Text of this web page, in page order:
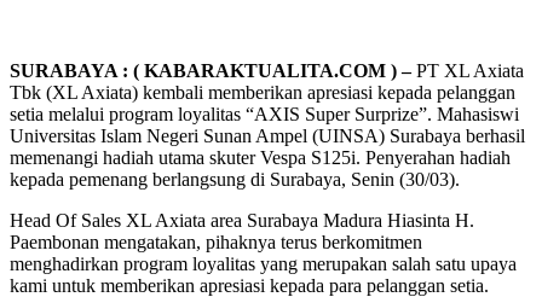
SURABAYA : ( KABARAKTUALITA.COM ) –PT XL Axiata
Tbk (XL Axiata) kembali memberikan apresiasi kepada pelanggan
setia melalui program loyalitas “AXIS Super Surprize”. Mahasiswi
Universitas Islam Negeri Sunan Ampel (UINSA) Surabaya berhasil
memenangi hadiah utama skuter Vespa S125i. Penyerahan hadiah
kepada pemenang berlangsung di Surabaya, Senin (30/03).
Head Of Sales XL Axiata area Surabaya Madura Hiasinta H.
Paembonan mengatakan, pihaknya terus berkomitmen
menghadirkan program loyalitas yang merupakan salah satu upaya
kami untuk memberikan apresiasi kepada para pelanggan setia.